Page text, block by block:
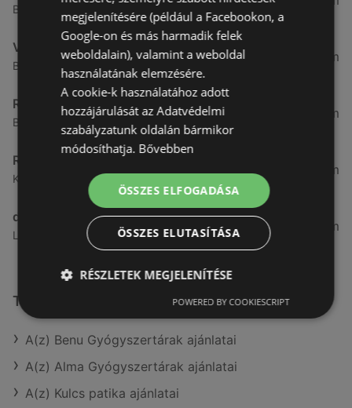
Besenyő u. 23, 9400 Sopron
Vianni
Bánfalvi út 14., 9400 Sopron
3,57 km
Rossmann
Bánfalvi út 6-8., 9400 Sopron
3,83 km
Rossmann
Kodály Zoltán tér 16. 16., 9400 Sopron
4,19 km
dm
Lackner Kristóf u. 35, 9400, 9400 Sopron
4,44 km
További linkek
A(z) Benu Gyógyszertárak ajánlatai
A(z) Alma Gyógyszertárak ajánlatai
A(z) Kulcs patika ajánlatai
megjelenítésére (például a Facebookon, a
Google-on és más harmadik felek
weboldalain), valamint a weboldal
használatának elemzésére.
A cookie-k használatához adott
hozzájárulását az Adatvédelmi
szabályzatunk oldalán bármikor
módosíthatja. Bővebben
ÖSSZES ELFOGADÁSA
ÖSSZES ELUTASÍTÁSA
RÉSZLETEK MEGJELENÍTÉSE
POWERED BY COOKIESCRIPT